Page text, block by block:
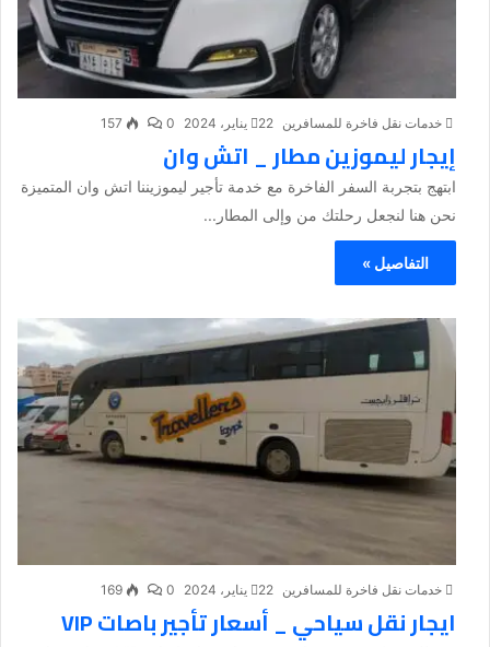
خدمات نقل فاخرة للمسافرين 22 يناير، 2024 0
157
إيجار ليموزين مطار _ اتش وان
ابتهج بتجربة السفر الفاخرة مع خدمة تأجير ليموزيننا اتش وان المتميزة
نحن هنا لنجعل رحلتك من وإلى المطار...
التفاصيل »
خدمات نقل فاخرة للمسافرين 22 يناير، 2024 0
169
ايجار نقل سياحي _ أسعار تأجير باصات VIP